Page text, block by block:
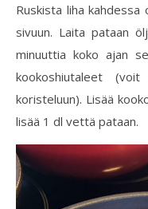
Ruskista liha kahdessa
sivuun. Laita pataan
minuuttia koko ajan
kookoshiutaleet
koristeluun). Lisää
lisää 1 dl vettä pataan.